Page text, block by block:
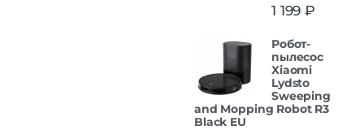
1 199 ₽
Робот-
пылесос
Xiaomi
Lydsto
Sweeping
and Mopping Robot R3
Black EU